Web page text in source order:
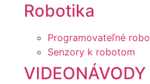
Robotika
Programovateľné
Senzory k robotom
VIDEONÁVODY